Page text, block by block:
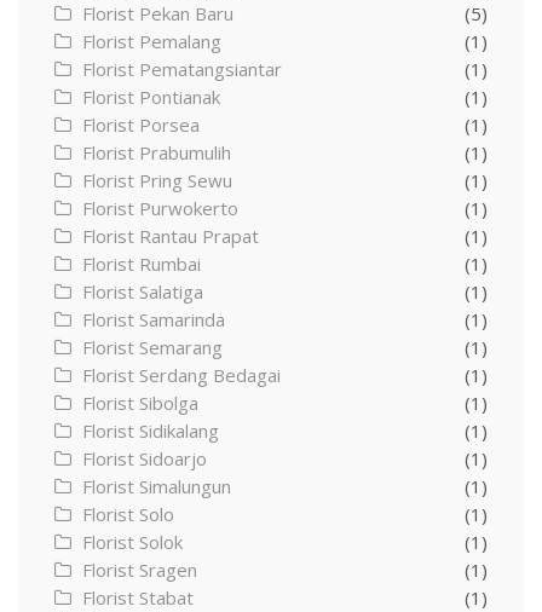
Florist Pekan Baru
(5)
Florist Pemalang
(1)
Florist Pematangsiantar
(1)
Florist Pontianak
(1)
Florist Porsea
(1)
Florist Prabumulih
(1)
Florist Pring Sewu
(1)
Florist Purwokerto
(1)
Florist Rantau Prapat
(1)
Florist Rumbai
(1)
Florist Salatiga
(1)
Florist Samarinda
(1)
Florist Semarang
(1)
Florist Serdang Bedagai
(1)
Florist Sibolga
(1)
Florist Sidikalang
(1)
Florist Sidoarjo
(1)
Florist Simalungun
(1)
Florist Solo
(1)
Florist Solok
(1)
Florist Sragen
(1)
Florist Stabat
(1)